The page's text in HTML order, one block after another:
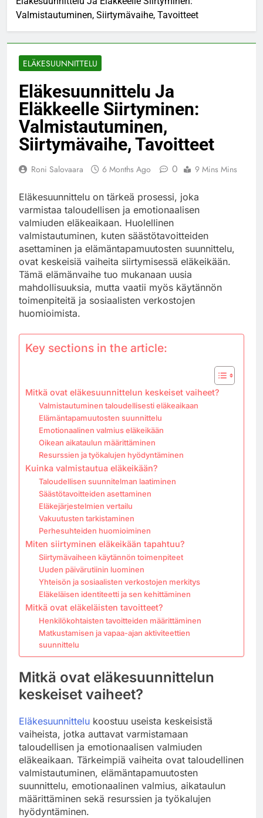
Valmistautuminen, Siirtymävaihe, Tavoitteet
ELÄKESUUNNITTELU
Eläkesuunnittelu Ja
Eläkkeelle Siirtyminen:
Valmistautuminen,
Siirtymävaihe, Tavoitteet
Roni Salovaara 6 Months Ago 0 9 Mins Mins
Eläkesuunnittelu on tärkeä prosessi, joka
varmistaa taloudellisen ja emotionaalisen
valmiuden eläkeaikaan. Huolellinen
valmistautuminen, kuten säästötavoitteiden
asettaminen ja elämäntapamuutosten suunnittelu,
ovat keskeisiä vaiheita siirtymisessä eläkeikään.
Tämä elämänvaihe tuo mukanaan uusia
mahdollisuuksia, mutta vaatii myös käytännön
toimenpiteitä ja sosiaalisten verkostojen
huomioimista.
Key sections in the article:
Mitkä ovat eläkesuunnittelun keskeiset vaiheet?
Valmistautuminen taloudellisesti eläkeaikaan
Elämäntapamuutosten suunnittelu
Emotionaalinen valmius eläkeikään
Oikean aikataulun määrittäminen
Resurssien ja työkalujen hyödyntäminen
Kuinka valmistautua eläkeikään?
Taloudellisen suunnitelman laatiminen
Säästötavoitteiden asettaminen
Eläkejärjestelmien vertailu
Vakuutusten tarkistaminen
Perhesuhteiden huomioiminen
Miten siirtyminen eläkeikään tapahtuu?
Siirtymävaiheen käytännön toimenpiteet
Uuden päivärutiinin luominen
Yhteisön ja sosiaalisten verkostojen merkitys
Eläkeläisen identiteetti ja sen kehittäminen
Mitkä ovat eläkeläisten tavoitteet?
Henkilökohtaisten tavoitteiden määrittäminen
Matkustamisen ja vapaa-ajan aktiviteettien
suunnittelu
Mitkä ovat eläkesuunnittelun
keskeiset vaiheet?
Eläkesuunnittelu koostuu useista keskeisistä
vaiheista, jotka auttavat varmistamaan
taloudellisen ja emotionaalisen valmiuden
eläkeaikaan. Tärkeimpiä vaiheita ovat taloudellinen
valmistautuminen, elämäntapamuutosten
suunnittelu, emotionaalinen valmius, aikataulun
määrittäminen sekä resurssien ja työkalujen
hyödyntäminen.